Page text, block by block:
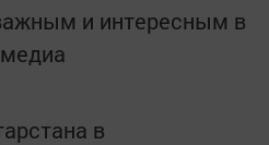
и интересным в
в